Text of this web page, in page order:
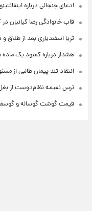
ادعای جنجالی درباره
قاب خانوادگی رضا کیانیان
ثریا اسفندیاری بعد از طلاق و
هشدار درباره کمبود یک
انتقاد تند پیمان طالبی از
ترس نعیمه نظام‌دوست از
قیمت گوشت گوساله و گوسفند امروز شنبه